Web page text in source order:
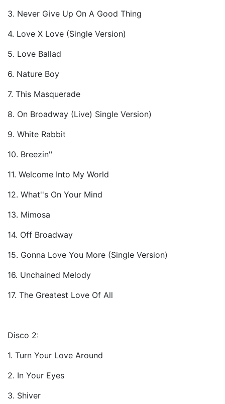
3. Never Give Up On A Good Thing
4. Love X Love (Single Version)
5. Love Ballad
6. Nature Boy
7. This Masquerade
8. On Broadway (Live) Single Version)
9. White Rabbit
10. Breezin''
11. Welcome Into My World
12. What''s On Your Mind
13. Mimosa
14. Off Broadway
15. Gonna Love You More (Single Version)
16. Unchained Melody
17. The Greatest Love Of All
Disco 2:
1. Turn Your Love Around
2. In Your Eyes
3. Shiver